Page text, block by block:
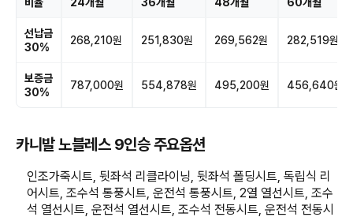
선납금
30%
268,210원 251,830원 269,562원 282,519원
보증금
30%
787,000원 554,878원 495,200원 456,640원
카니발 노블레스 9인승 주요옵션
인조가죽시트, 뒷좌석 리클라이닝, 뒷좌석 폴딩시트, 독립식 리
어시트, 조수석 통풍시트, 운전석 통풍시트, 2열 열선시트, 조수
석 열선시트, 운전석 열선시트, 조수석 전동시트, 운전석 전동시